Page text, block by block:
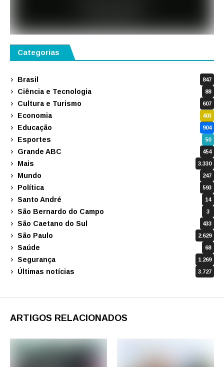
Categorias
Brasil 847
Ciência e Tecnologia 88
Cultura e Turismo 607
Economia 403
Educação 904
Esportes 50
Grande ABC 454
Mais 3.330
Mundo 247
Política 593
Santo André 14
São Bernardo do Campo 3
São Caetano do Sul 433
São Paulo 2.629
Saúde 68
Segurança 1.269
Últimas notícias 3.727
ARTIGOS RELACIONADOS